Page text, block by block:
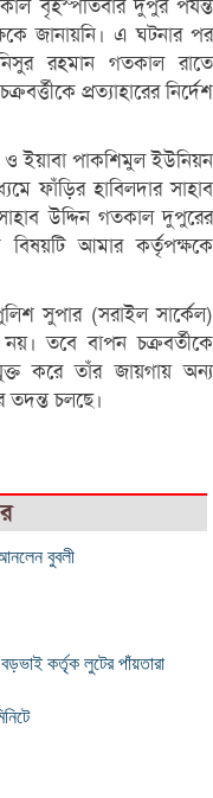
বৃহস্পতিবার দুপুর পর্যন্ত
জানায়নি। এ ঘটনার পর
রহমান গতকাল রাতে
প্রত্যাহারের নির্দেশ
ও ইয়াবা পাকশিমুল ইউনিয়ন
ফাঁড়ির হাবিলদার সাহাব
উদ্দিন গতকাল দুপুরের
আমার কর্তৃপক্ষকে
সুপার (সরাইল সার্কেল)
তবে বাপন চক্রবর্তীকে
করে তাঁর জায়গায় অন্য
তদন্ত চলছে।
বুবলী
কর্তৃক লুটের পাঁয়তারা